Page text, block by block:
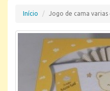
Início Jogo de cama